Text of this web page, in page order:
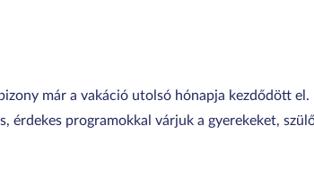
már a vakáció utolsó hónapja kezdődött el.
érdekes programokkal várjuk a gyerekeket,